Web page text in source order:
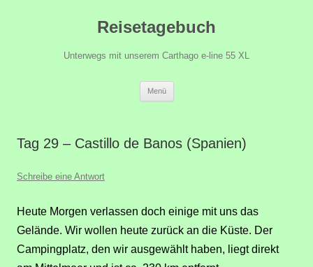
Reisetagebuch
Unterwegs mit unserem Carthago e-line 55 XL
Menü
Tag 29 – Castillo de Banos (Spanien)
Schreibe eine Antwort
Heute Morgen verlassen doch einige mit uns das
Gelände. Wir wollen heute zurück an die Küste. Der
Campingplatz, den wir ausgewählt haben, liegt direkt